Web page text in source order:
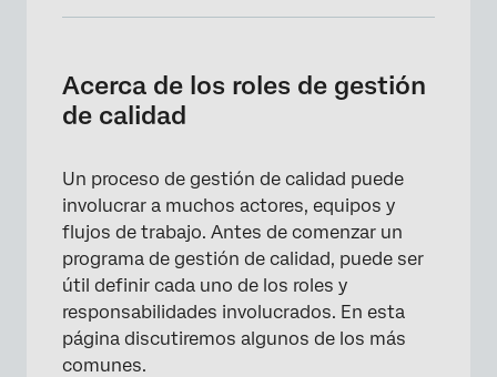
Representante
Supervisor
Análisis
Permisos recomendados
Acerca de los roles de gestión
de calidad
Un proceso de gestión de calidad puede
involucrar a muchos actores, equipos y
flujos de trabajo. Antes de comenzar un
programa de gestión de calidad, puede ser
útil definir cada uno de los roles y
responsabilidades involucrados. En esta
página discutiremos algunos de los más
comunes.